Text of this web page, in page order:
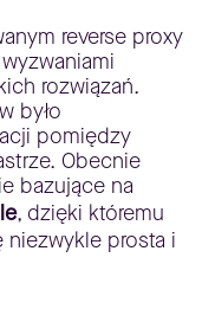
reverse proxy
rozwiązań.
było
pomiędzy
Obecnie
bazujące na
, dzięki któremu
niezwykle prosta i